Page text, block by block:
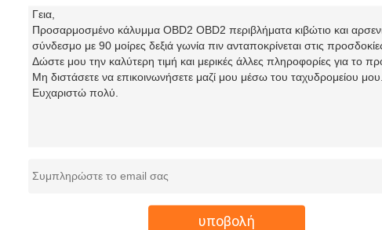
υποβολή
We made the plastic mold of the OBD2 OBDII enclosure and the
we have a full set of machines and equipments and an excellent
επίσης μηχανές εμβολιασμού που μπορούν να κατασκευάσουν αυτά